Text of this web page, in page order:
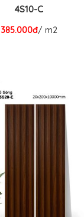
4S10-C
385.000đ/ m2